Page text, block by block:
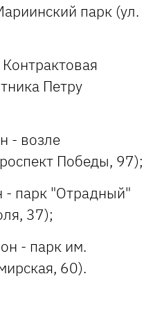
парк (ул.
Петру
- возле
Победы, 97);
- парк "Отрадный"
37);
- парк им.
60).